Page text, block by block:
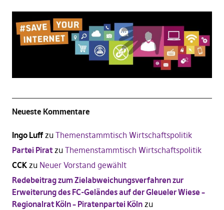
Neueste Kommentare
Ingo Luffzu Themenstammtisch Wirtschaftspolitik
Partei Piratzu Themenstammtisch Wirtschaftspolitik
CCKzu Neuer Vorstand gewählt
Redebeitrag zum Zielabweichungsverfahren zur
Erweiterung des FC-Geländes auf der Gleueler Wiese –
Regionalrat Köln – Piratenpartei Kölnzu